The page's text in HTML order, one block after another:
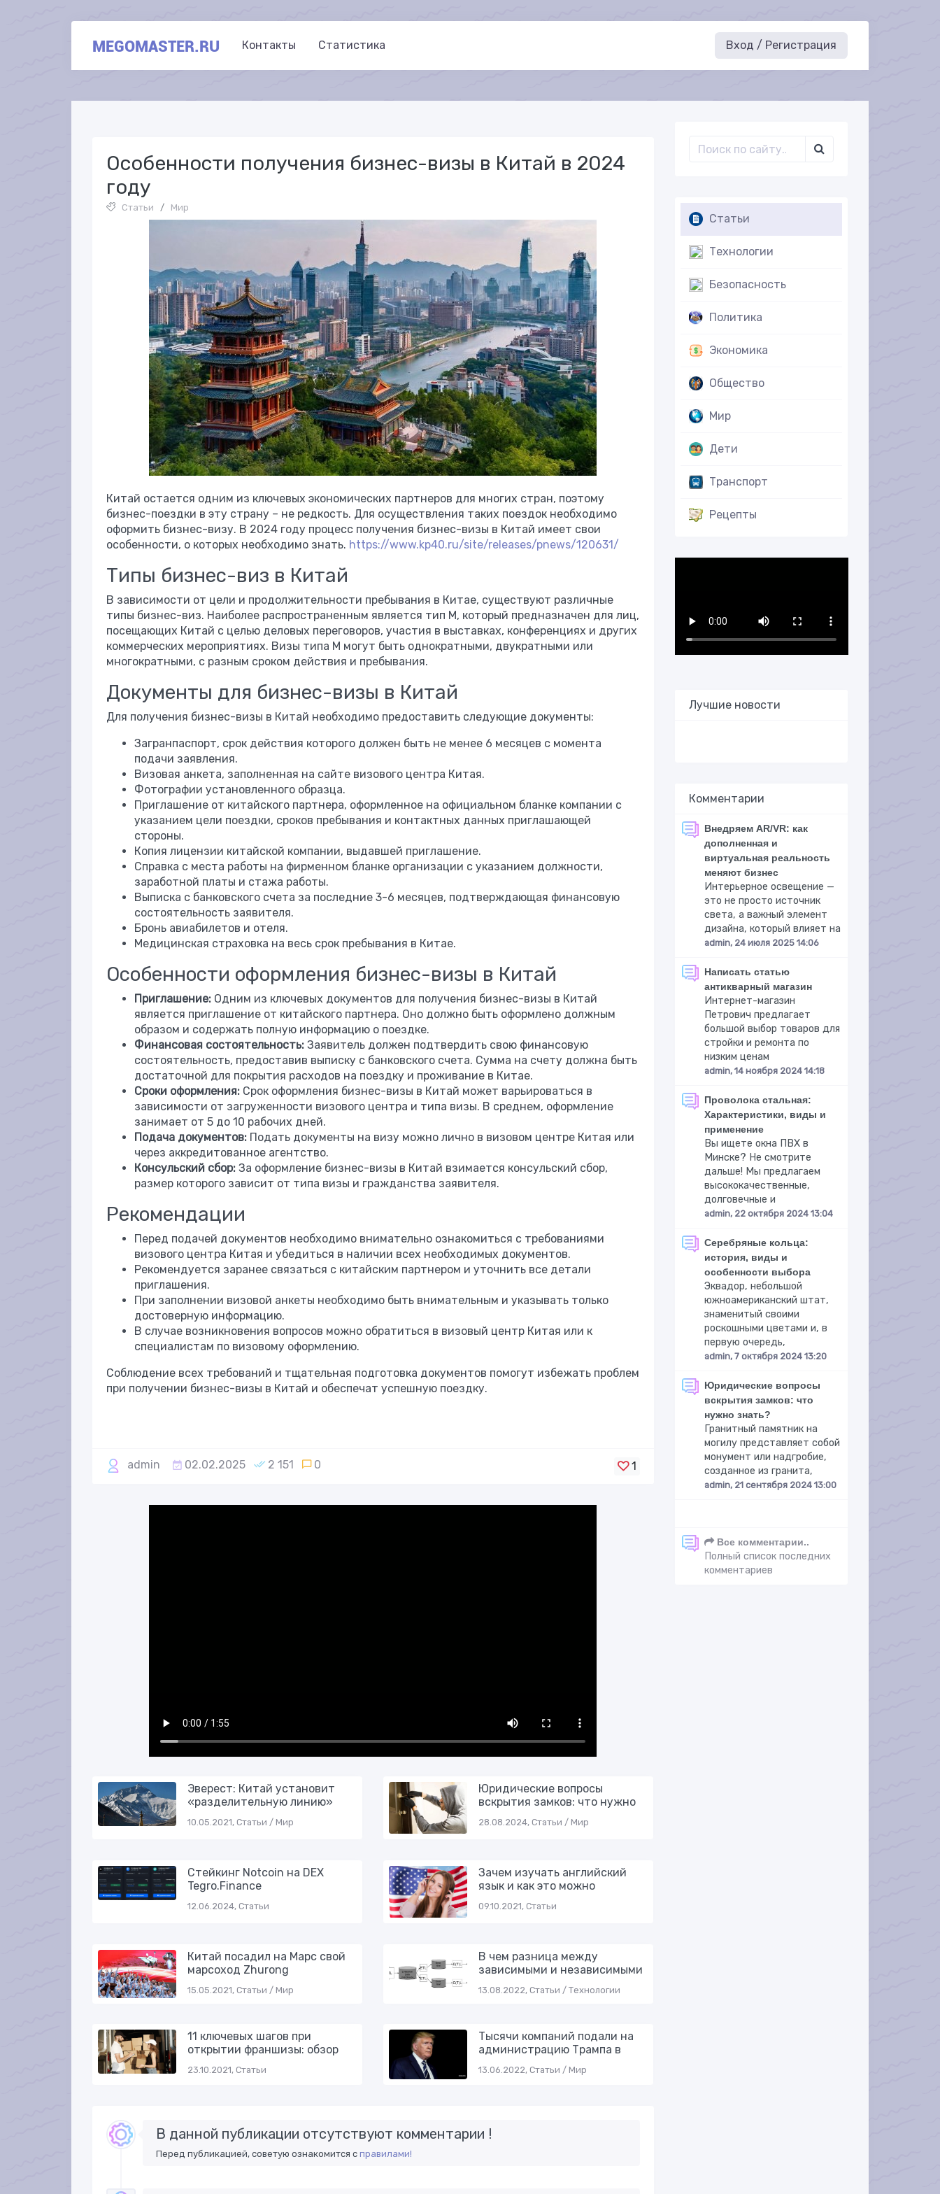
MEGOMASTER.RU Контакты Статистика Вход / Регистрация
Особенности получения бизнес-визы в Китай в 2024
году
Статьи / Мир
Китай остается одним из ключевых экономических партнеров для многих стран, поэтому
бизнес-поездки в эту страну – не редкость. Для осуществления таких поездок необходимо
оформить бизнес-визу. В 2024 году процесс получения бизнес-визы в Китай имеет свои
особенности, о которых необходимо знать. https://www.kp40.ru/site/releases/pnews/120631/
Типы бизнес-виз в Китай
В зависимости от цели и продолжительности пребывания в Китае, существуют различные
типы бизнес-виз. Наиболее распространенным является тип М, который предназначен для лиц,
посещающих Китай с целью деловых переговоров, участия в выставках, конференциях и других
коммерческих мероприятиях. Визы типа М могут быть однократными, двукратными или
многократными, с разным сроком действия и пребывания.
Документы для бизнес-визы в Китай
Для получения бизнес-визы в Китай необходимо предоставить следующие документы:
Загранпаспорт, срок действия которого должен быть не менее 6 месяцев с момента
подачи заявления.
Визовая анкета, заполненная на сайте визового центра Китая.
Фотографии установленного образца.
Приглашение от китайского партнера, оформленное на официальном бланке компании с
указанием цели поездки, сроков пребывания и контактных данных приглашающей
стороны.
Копия лицензии китайской компании, выдавшей приглашение.
Справка с места работы на фирменном бланке организации с указанием должности,
заработной платы и стажа работы.
Выписка с банковского счета за последние 3-6 месяцев, подтверждающая финансовую
состоятельность заявителя.
Бронь авиабилетов и отеля.
Медицинская страховка на весь срок пребывания в Китае.
Особенности оформления бизнес-визы в Китай
Приглашение: Одним из ключевых документов для получения бизнес-визы в Китай
является приглашение от китайского партнера. Оно должно быть оформлено должным
образом и содержать полную информацию о поездке.
Финансовая состоятельность: Заявитель должен подтвердить свою финансовую
состоятельность, предоставив выписку с банковского счета. Сумма на счету должна быть
достаточной для покрытия расходов на поездку и проживание в Китае.
Сроки оформления: Срок оформления бизнес-визы в Китай может варьироваться в
зависимости от загруженности визового центра и типа визы. В среднем, оформление
занимает от 5 до 10 рабочих дней.
Подача документов: Подать документы на визу можно лично в визовом центре Китая или
через аккредитованное агентство.
Консульский сбор: За оформление бизнес-визы в Китай взимается консульский сбор,
размер которого зависит от типа визы и гражданства заявителя.
Рекомендации
Перед подачей документов необходимо внимательно ознакомиться с требованиями
визового центра Китая и убедиться в наличии всех необходимых документов.
Рекомендуется заранее связаться с китайским партнером и уточнить все детали
приглашения.
При заполнении визовой анкеты необходимо быть внимательным и указывать только
достоверную информацию.
В случае возникновения вопросов можно обратиться в визовый центр Китая или к
специалистам по визовому оформлению.
Соблюдение всех требований и тщательная подготовка документов помогут избежать проблем
при получении бизнес-визы в Китай и обеспечат успешную поездку.
admin 02.02.2025 2 151 0 1
Эверест: Китай установит
«разделительную линию»
10.05.2021, Статьи / Мир
Юридические вопросы
вскрытия замков: что нужно
28.08.2024, Статьи / Мир
Стейкинг Notcoin на DEX
Tegro.Finance
12.06.2024, Статьи
Зачем изучать английский
язык и как это можно
09.10.2021, Статьи
Китай посадил на Марс свой
марсоход Zhurong
15.05.2021, Статьи / Мир
В чем разница между
зависимыми и независимыми
13.08.2022, Статьи / Технологии
11 ключевых шагов при
открытии франшизы: обзор
23.10.2021, Статьи
Тысячи компаний подали на
администрацию Трампа в
13.06.2022, Статьи / Мир
В данной публикации отсутствуют комментарии !
Перед публикацией, советую ознакомится справилами!
Статьи
Технологии
Безопасность
Политика
Экономика
Общество
Мир
Дети
Транспорт
Рецепты
Лучшие новости
Комментарии
Внедряем AR/VR: как
дополненная и
виртуальная реальность
меняют бизнес
Интерьерное освещение —
это не просто источник
света, а важный элемент
дизайна, который влияет на
admin, 24 июля 2025 14:06
Написать статью
антикварный магазин
Интернет-магазин
Петрович предлагает
большой выбор товаров для
стройки и ремонта по
низким ценам
admin, 14 ноября 2024 14:18
Проволока стальная:
Характеристики, виды и
применение
Вы ищете окна ПВХ в
Минске? Не смотрите
дальше! Мы предлагаем
высококачественные,
долговечные и
admin, 22 октября 2024 13:04
Серебряные кольца:
история, виды и
особенности выбора
Эквадор, небольшой
южноамериканский штат,
знаменитый своими
роскошными цветами и, в
первую очередь,
admin, 7 октября 2024 13:20
Юридические вопросы
вскрытия замков: что
нужно знать?
Гранитный памятник на
могилу представляет собой
монумент или надгробие,
созданное из гранита,
admin, 21 сентября 2024 13:00
Все комментарии..
Полный список последних
комментариев